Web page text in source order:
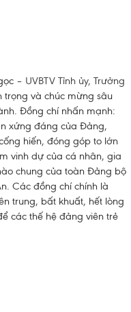
– UVBTV Tỉnh ủy, Trưởng
trọng và chúc mừng sâu
Đồng chí nhấn mạnh:
xứng đáng của Đảng,
hiến, đóng góp to lớn
vinh dự của cá nhân, gia
chung của toàn Đảng bộ
Các đồng chí chính là
trung, bất khuất, hết lòng
các thế hệ đảng viên trẻ